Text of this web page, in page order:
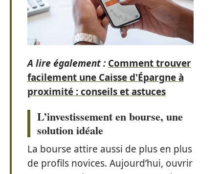
A lire également : Comment trouver
facilement une Caisse d'Épargne à
proximité : conseils et astuces
L’investissement en bourse, une
solution idéale
La bourse attire aussi de plus en plus
de profils novices. Aujourd’hui, ouvrir